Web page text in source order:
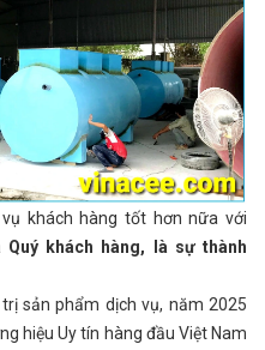
khách hàng tốt hơn nữa với
khách hàng, là sự thành
sản phẩm dịch vụ, năm 2025
hiệu Uy tín hàng đầu Việt Nam